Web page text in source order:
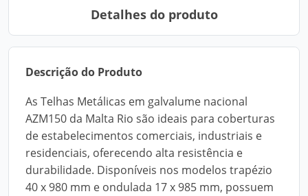
Detalhes do produto
Descrição do Produto
As Telhas Metálicas em galvalume nacional
AZM150 da Malta Rio são ideais para coberturas
de estabelecimentos comerciais, industriais e
residenciais, oferecendo alta resistência e
durabilidade. Disponíveis nos modelos trapézio
40 x 980 mm e ondulada 17 x 985 mm, possuem